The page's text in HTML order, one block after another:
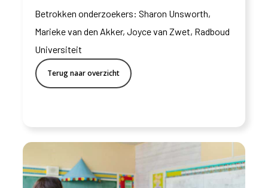
Betrokken onderzoekers: Sharon Unsworth,
Marieke van den Akker, Joyce van Zwet, Radboud
Universiteit
Terug naar overzicht